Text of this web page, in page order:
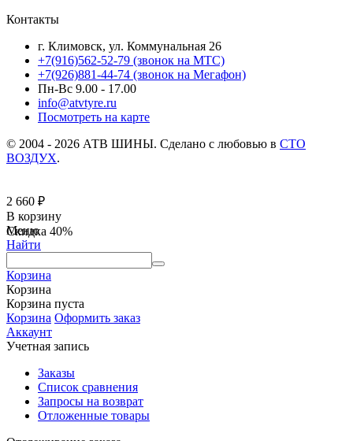
Скидка 40%
Контакты
г. Климовск, ул. Коммунальная 26
+7(916)562-52-79 (звонок на МТС)
+7(926)881-44-74 (звонок на Мегафон)
Пн-Вс 9.00 - 17.00
info@atvtyre.ru
Посмотреть на карте
© 2004 - 2026 АТВ ШИНЫ. Сделано с любовью в СТО
ВОЗДУХ.
2 660 ₽
В корзину
Меню
Найти
Корзина
Корзина
Корзина пуста
Корзина Оформить заказ
Аккаунт
Учетная запись
Заказы
Список сравнения
Запросы на возврат
Отложенные товары